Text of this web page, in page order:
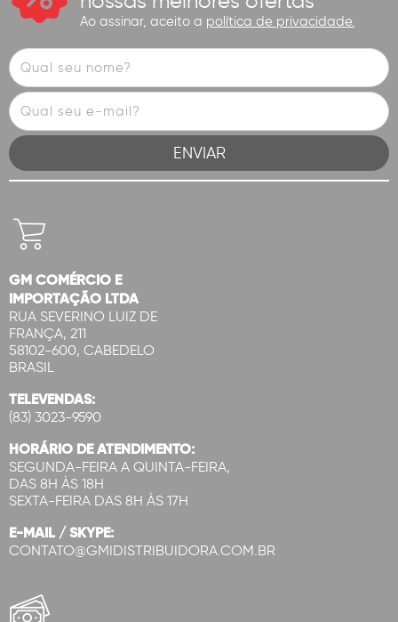
Ao assinar, aceito a política de privacidade.
GM COMÉRCIO E
IMPORTAÇÃO LTDA
RUA SEVERINO LUIZ DE
FRANÇA, 211
58102-600, CABEDELO
BRASIL
TELEVENDAS:
(83) 3023-9590
HORÁRIO DE ATENDIMENTO:
SEGUNDA-FEIRA A QUINTA-FEIRA,
DAS 8H ÀS 18H
SEXTA-FEIRA DAS 8H ÀS 17H
E-MAIL / SKYPE:
CONTATO@GMIDISTRIBUIDORA.COM.BR